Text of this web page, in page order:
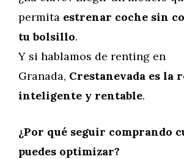
permita estrenar coche sin
tu bolsillo.
Y si hablamos de renting en
Granada, Crestanevada es la
inteligente y rentable.
¿Por qué seguir comprando
puedes optimizar?